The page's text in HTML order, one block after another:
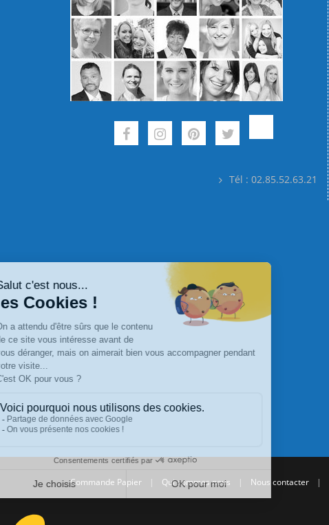
Tél : 02.85.52.63.21
Commande Papier | Qui sommes nous | Nous contacter |